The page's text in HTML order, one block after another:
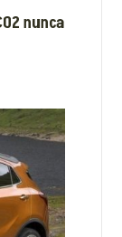
nunca